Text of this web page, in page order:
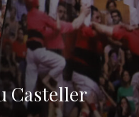
Casteller